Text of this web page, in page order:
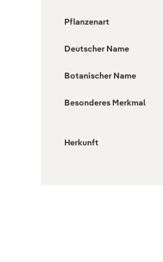
Pflanzenart
Deutscher Name
Botanischer Name
Besonderes Merkmal
Herkunft